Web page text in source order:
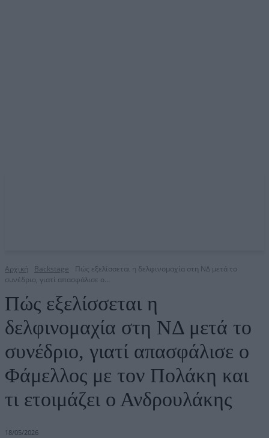
Αρχική Backstage
Πώς εξελίσσεται η δελφινομαχία στη ΝΔ μετά το
συνέδριο, γιατί απασφάλισε ο...
Πώς εξελίσσεται η
δελφινομαχία στη ΝΔ μετά το
συνέδριο, γιατί απασφάλισε ο
Φάμελλος με τον Πολάκη και
τι ετοιμάζει ο Ανδρουλάκης
18/05/2026